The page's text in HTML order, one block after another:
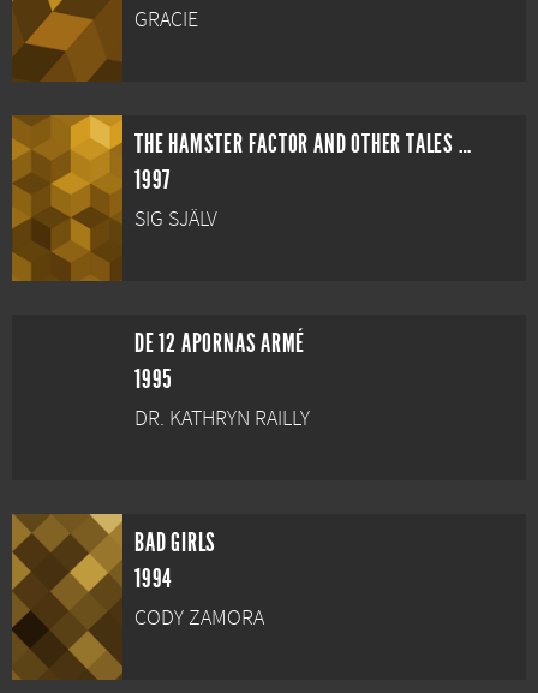
GRACIE
THE HAMSTER FACTOR AND OTHER TALES OF TWELVE MONKEYS
1997
SIG SJÄLV
DE 12 APORNAS ARMÉ
1995
DR. KATHRYN RAILLY
BAD GIRLS
1994
CODY ZAMORA